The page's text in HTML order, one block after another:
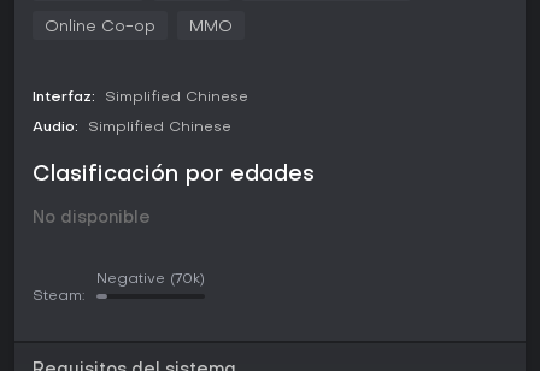
cartas, permitiendo alianzas, traiciones y enfrentamientos
deducción precisa y un timing impecable para superar a
repeticiones, lo que garantiza ejércitos variados sin
modos para una estrategia más pasiva.
La profundidad estratégica surge de combinar habilidades
por la comunidad permiten crear generales personalizados
con habilidades y diálogos propios, añadiendo un toque
Modos de juego
Online Co-op MMO
Interfaz: Simplified Chinese
Audio: Simplified Chinese
Clasificación por edades
No disponible
Steam:
Negative (70k)